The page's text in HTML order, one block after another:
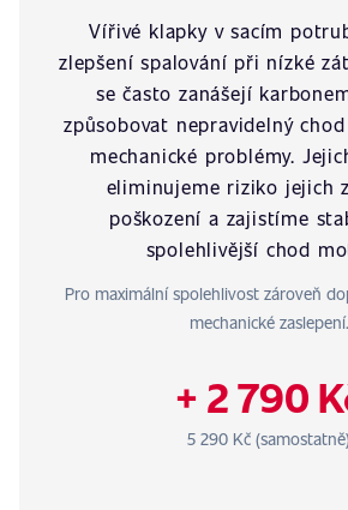
Vířivé klapky v sacím
zlepšení spalování při nízké
se často zanášejí
způsobovat nepravidelný
mechanické problémy.
eliminujeme riziko jejich
poškození a zajistíme
spolehlivější chod
Pro maximální spolehlivost zároveň
mechanické zaslepení.
+ 2 790
5 290 Kč (samostatně)